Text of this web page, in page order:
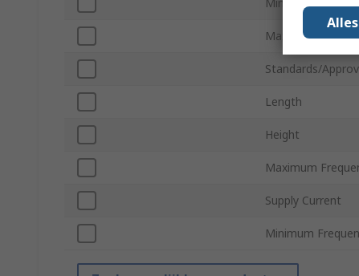
Maximum
Standards/
Length
Height
Maximum
Supply Current
Minimum